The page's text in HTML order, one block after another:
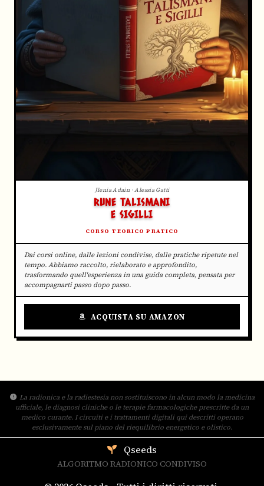
Jlenia Adain · Alessia Gatti
RUNE TALISMANI
E SIGILLI
CORSO TEORICO PRATICO
Dai corsi online, dalle lezioni condivise, dalle pratiche ripetute nel
tempo. Abbiamo raccolto, rielaborato e approfondito,
trasformando quell'esperienza in una guida completa, pensata per
accompagnarti passo dopo passo.
ACQUISTA SU AMAZON
La radionica e la radiestesia non sostituiscono in alcun modo la medicina
ufficiale, le diagnosi cliniche o le terapie farmacologiche prescritte da un
medico curante. I circuiti e i trattamenti digitali qui descritti operano
esclusivamente sul piano del riequilibrio energetico e olistico.
Qseeds
ALGORITMO RADIONICO CONDIVISO